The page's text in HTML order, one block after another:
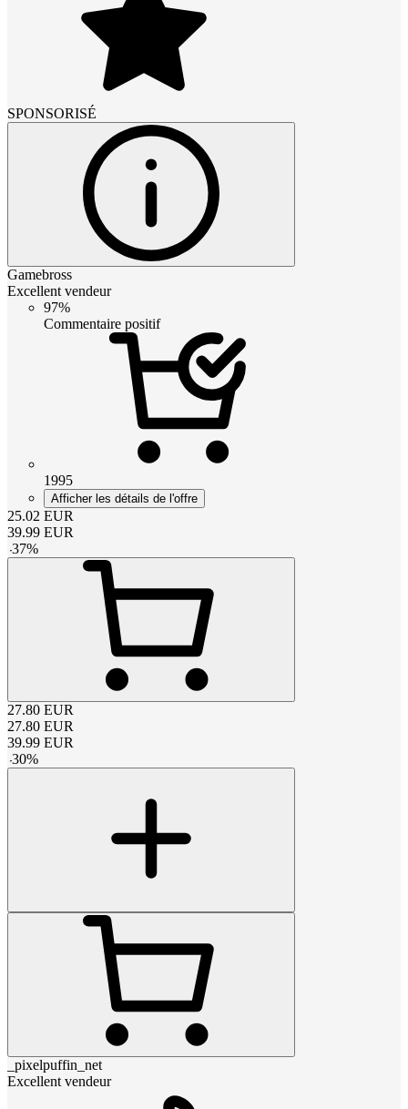
SPONSORISÉ
Gamebross
Excellent vendeur
97%
Commentaire positif
1995
Afficher les détails de l'offre
25.02 EUR
39.99 EUR
-37%
27.80 EUR
27.80 EUR
39.99 EUR
-30%
_pixelpuffin_net
Excellent vendeur